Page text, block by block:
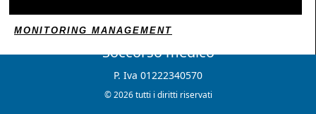
Soccorso medico
P. Iva 01222340570
© 2026 tutti i diritti riservati
MONITORING MANAGEMENT